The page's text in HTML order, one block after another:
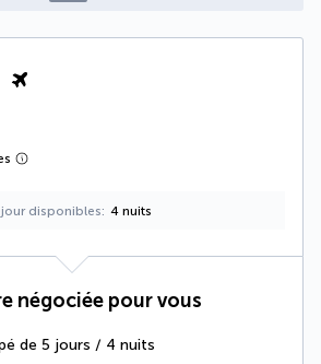
disponibles 4 nuits
négociée pour vous
de 5 jours / 4 nuits